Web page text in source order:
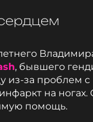
, бывшего
из-за проблем с
на ногах.
помощь.